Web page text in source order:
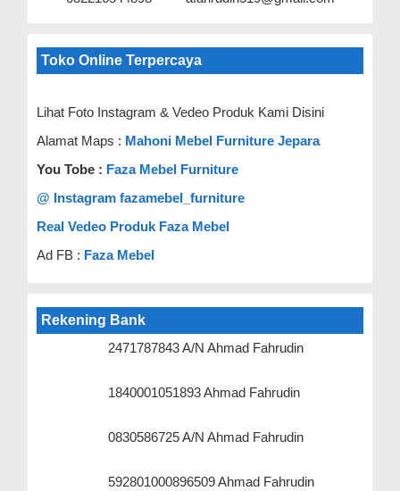
Toko Online Terpercaya
Lihat Foto Instagram & Vedeo Produk Kami Disini
Alamat Maps : Mahoni Mebel Furniture Jepara
You Tobe : Faza Mebel Furniture
@ Instagram fazamebel_furniture
Real Vedeo Produk Faza Mebel
Ad FB : Faza Mebel
Rekening Bank
2471787843 A/N Ahmad Fahrudin
1840001051893 Ahmad Fahrudin
0830586725 A/N Ahmad Fahrudin
592801000896509 Ahmad Fahrudin